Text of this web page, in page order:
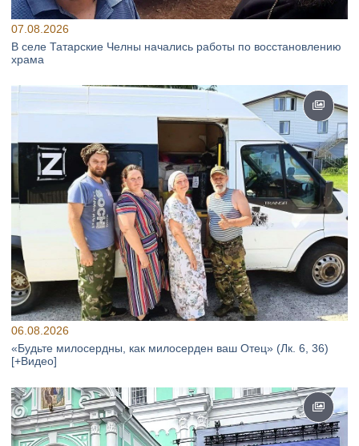
07.08.2026
В селе Татарские Челны начались работы по восстановлению
храма
06.08.2026
«Будьте милосердны, как милосерден ваш Отец» (Лк. 6, 36)
[+Видео]